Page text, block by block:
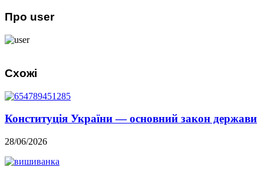
Про user
Схожі
Конституція України — основний закон держави
28/06/2026